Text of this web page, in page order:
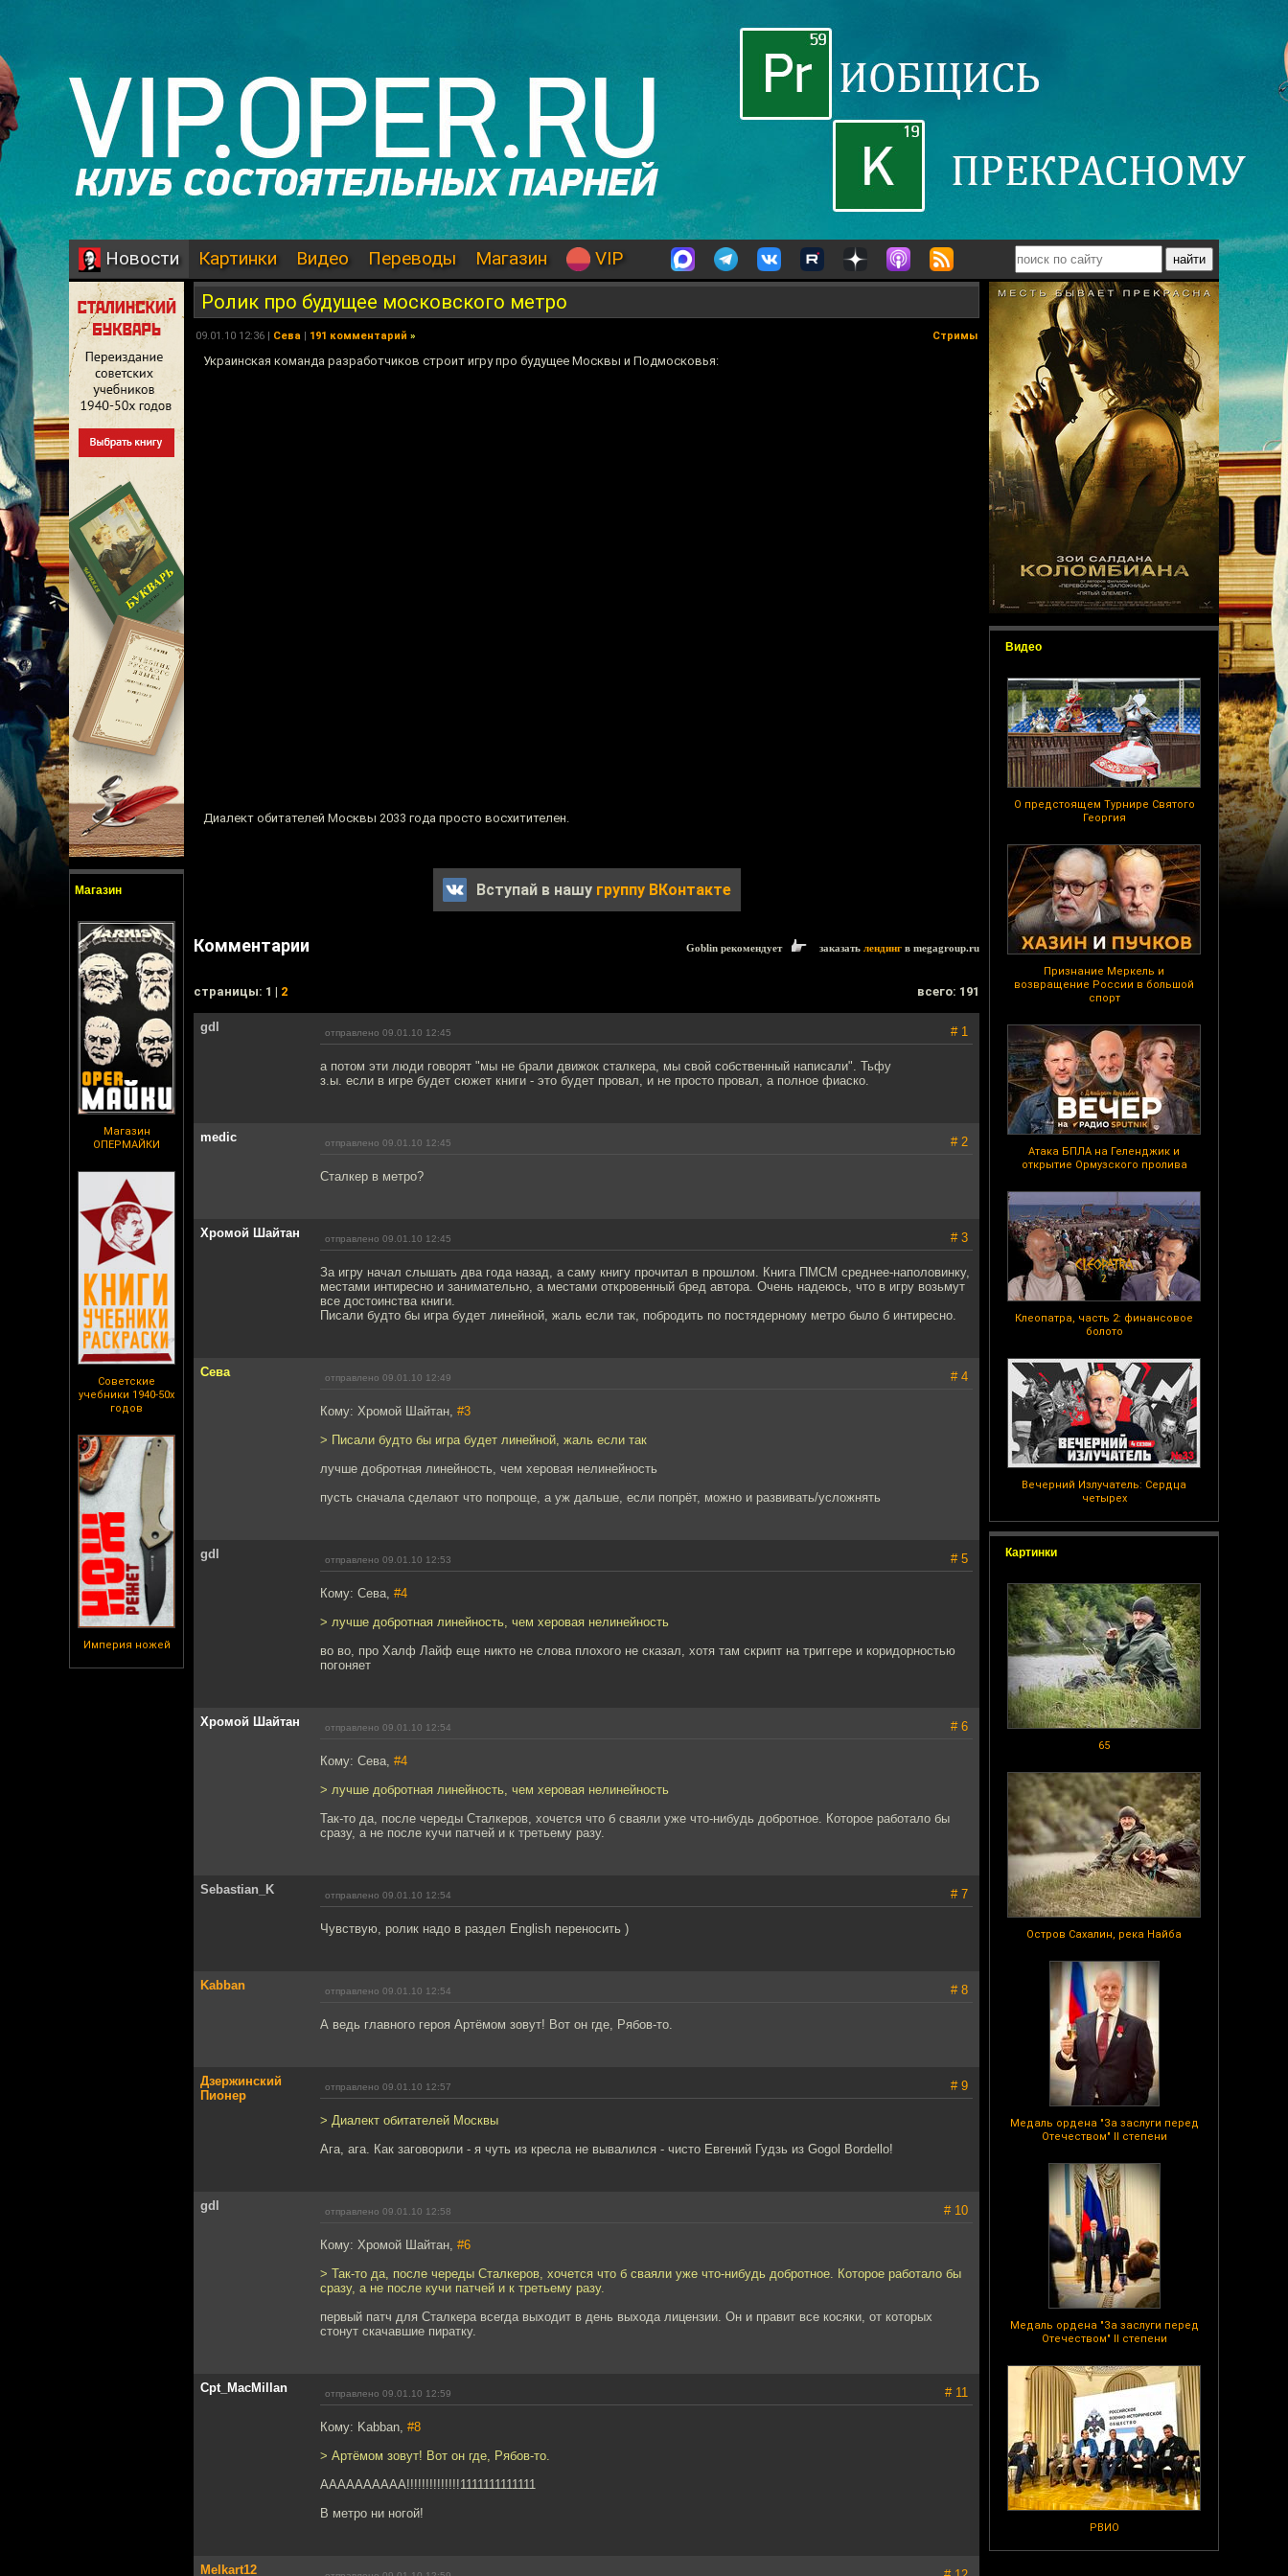
Новости Картинки Видео Переводы Магазин VIP
Магазин
Магазин
ОПЕРМАЙКИ
Советские
учебники 1940-50х
годов
Империя ножей
Видео
О предстоящем Турнире Святого
Георгия
Признание Меркель и
возвращение России в большой
спорт
Атака БПЛА на Геленджик и
открытие Ормузского пролива
Клеопатра, часть 2: финансовое
болото
Вечерний Излучатель: Сердца
четырех
Картинки
65
Остров Сахалин, река Найба
Медаль ордена "За заслуги перед
Отечеством" II степени
Медаль ордена "За заслуги перед
Отечеством" II степени
РВИО
Ролик про будущее московского метро
09.01.10 12:36 | Сева | 191 комментарий » Стримы
Украинская команда разработчиков строит игру про будущее Москвы и Подмосковья:
Диалект обитателей Москвы 2033 года просто восхитителен.
Вступай в нашу группу ВКонтакте
Комментарии Goblin рекомендует заказать лендинг в megagroup.ru
cтраницы: 1 | 2 всего: 191
gdl отправлено 09.01.10 12:45 # 1
а потом эти люди говорят "мы не брали движок сталкера, мы свой собственный написали". Тьфу
з.ы. если в игре будет сюжет книги - это будет провал, и не просто провал, а полное фиаско.
medic отправлено 09.01.10 12:45 # 2
Сталкер в метро?
Хромой Шайтан отправлено 09.01.10 12:45 # 3
За игру начал слышать два года назад, а саму книгу прочитал в прошлом. Книга ПМСМ среднее-наполовинку,
местами интиресно и занимательно, а местами откровенный бред автора. Очень надеюсь, что в игру возьмут
все достоинства книги.
Писали будто бы игра будет линейной, жаль если так, побродить по постядерному метро было б интиресно.
Сева отправлено 09.01.10 12:49 # 4
Кому: Хромой Шайтан, #3
> Писали будто бы игра будет линейной, жаль если так
лучше добротная линейность, чем херовая нелинейность
пусть сначала сделают что попроще, а уж дальше, если попрёт, можно и развивать/усложнять
gdl отправлено 09.01.10 12:53 # 5
Кому: Сева, #4
> лучше добротная линейность, чем херовая нелинейность
во во, про Халф Лайф еще никто не слова плохого не сказал, хотя там скрипт на триггере и коридорностью
погоняет
Хромой Шайтан отправлено 09.01.10 12:54 # 6
Кому: Сева, #4
> лучше добротная линейность, чем херовая нелинейность
Так-то да, после череды Сталкеров, хочется что б сваяли уже что-нибудь добротное. Которое работало бы
сразу, а не после кучи патчей и к третьему разу.
Sebastian_K отправлено 09.01.10 12:54 # 7
Чувствую, ролик надо в раздел English переносить )
Kabban отправлено 09.01.10 12:54 # 8
А ведь главного героя Артёмом зовут! Вот он где, Рябов-то.
Дзержинский
Пионер
отправлено 09.01.10 12:57 # 9
> Диалект обитателей Москвы
Ага, ага. Как заговорили - я чуть из кресла не вывалился - чисто Евгений Гудзь из Gogol Bordello!
gdl отправлено 09.01.10 12:58 # 10
Кому: Хромой Шайтан, #6
> Так-то да, после череды Сталкеров, хочется что б сваяли уже что-нибудь добротное. Которое работало бы
сразу, а не после кучи патчей и к третьему разу.
первый патч для Сталкера всегда выходит в день выхода лицензии. Он и правит все косяки, от которых
стонут скачавшие пиратку.
Cpt_MacMillan отправлено 09.01.10 12:59 # 11
Кому: Kabban, #8
> Артёмом зовут! Вот он где, Рябов-то.
AAAAAAAAAA!!!!!!!!!!!!!!1111111111111
В метро ни ногой!
Melkart12